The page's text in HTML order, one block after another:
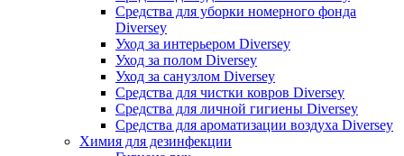
Средства для уборки номерного фонда
Diversey
Уход за интерьером Diversey
Уход за полом Diversey
Уход за санузлом Diversey
Средства для чистки ковров Diversey
Средства для личной гигиены Diversey
Средства для ароматизации воздуха Diversey
Химия для дезинфекции